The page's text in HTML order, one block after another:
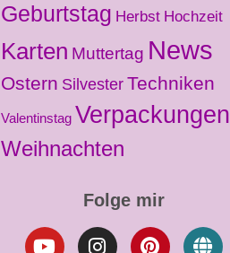
Geburtstag Herbst Hochzeit
Karten Muttertag News
Ostern Silvester Techniken
Valentinstag Verpackungen
Weihnachten
Folge mir